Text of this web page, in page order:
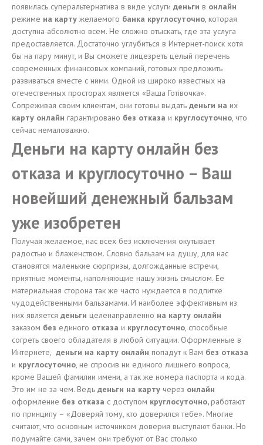
появилась суперальтернатива в виде услуги деньги в онлайн
режиме на карту желаемого банка круглосуточно, которая
доступна абсолютно всем. Не сложно отыскать, где эта услуга
предоставляется. Достаточно углубиться в Интернет-поиск хотя
бы на пару минут, и Вы сможете лицезреть целый перечень
современных финансовых компаний, готовых предложить
развиваться вместе с ними. Одной из широко известных на
отечественных просторах является «Ваша Готівочка».
Сопреживая своим клиентам, они готовы выдать деньги на их
карту онлайн гарантировано без отказа и круглосуточно, что
сейчас немаловажно.
Деньги на карту онлайн без
отказа и круглосуточно – Ваш
новейший денежный бальзам
уже изобретен
Получая желаемое, нас всех без исключения окутывает
радостью и блаженством. Словно бальзам на душу, для нас
становятся маленькие сюрпризы, долгожданные встречи,
приятные моменты, наполняющие нашу жизнь смыслом. Ее
материальная сторона так же часто нуждается в подпитке
чудодейственными бальзамами. И наиболее эффективным из
них является деньги целенаправленно на карту онлайн
заказом без единого отказа и круглосуточно, способные
согреть своего обладателя в любой ситуации. Оформленные в
Интернете, деньги на карту онлайн попадут к Вам без отказа
и круглосуточно, не спросив ни единого лишнего вопроса,
кроме Вашей фамилии имени, а так же номера паспорта и кода.
Это им не за чем. Ведь деньги на карту через онлайн
оформление без отказа с доступом круглосуточно, работают
по принципу – «Доверяй тому, кто доверился тебе». Многие
считают, что основным источником доверия выступают банки. Но
подумайте сами, зачем они требуют от Вас столько